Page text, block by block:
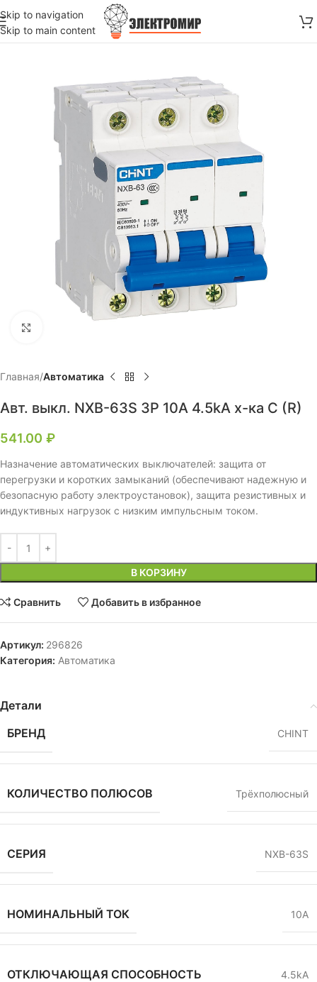
Skip to navigation
Skip to main content
Главная Автоматика
Авт. выкл. NXB-63S 3P 10А 4.5kA х-ка C (R)
541.00 ₽
Назначение автоматических выключателей: защита от
перегрузки и коротких замыканий (обеспечивают надежную и
безопасную работу электроустановок), защита резистивных и
индуктивных нагрузок с низким импульсным током.
В КОРЗИНУ
Сравнить Добавить в избранное
Артикул: 296826
Категория: Автоматика
Детали
БРЕНД
CHINT
КОЛИЧЕСТВО ПОЛЮСОВ Трёхполюсный
СЕРИЯ NXB-63S
НОМИНАЛЬНЫЙ ТОК 10A
ОТКЛЮЧАЮЩАЯ СПОСОБНОСТЬ 4.5kA